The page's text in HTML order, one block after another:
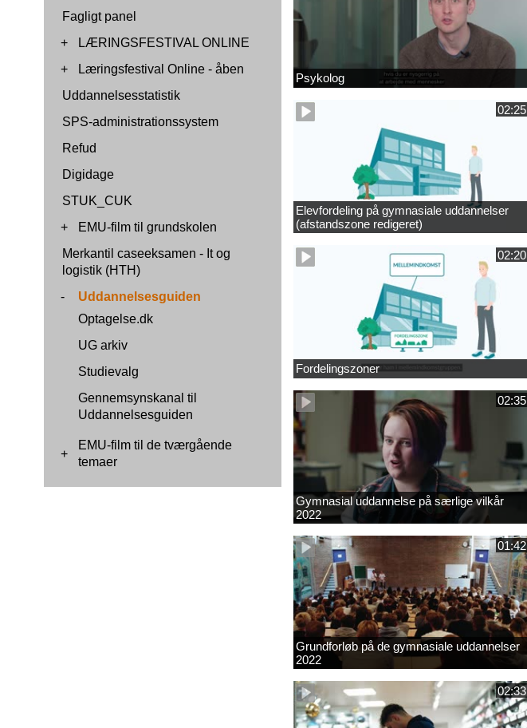
Fagligt panel
+
LÆRINGSFESTIVAL ONLINE
+
Læringsfestival Online - åben
Uddannelsesstatistik
SPS-administrationssystem
Refud
Digidage
STUK_CUK
+
EMU-film til grundskolen
Merkantil caseeksamen - It og
logistik (HTH)
-
Uddannelsesguiden
Optagelse.dk
UG arkiv
Studievalg
Gennemsynskanal til
Uddannelsesguiden
+
EMU-film til de tværgående
temaer
Psykolog
02:25
Elevfordeling på gymnasiale uddannelser
(afstandszone redigeret)
02:20
Fordelingszoner
02:35
Gymnasial uddannelse på særlige vilkår
2022
01:42
Grundforløb på de gymnasiale uddannelser
2022
02:33